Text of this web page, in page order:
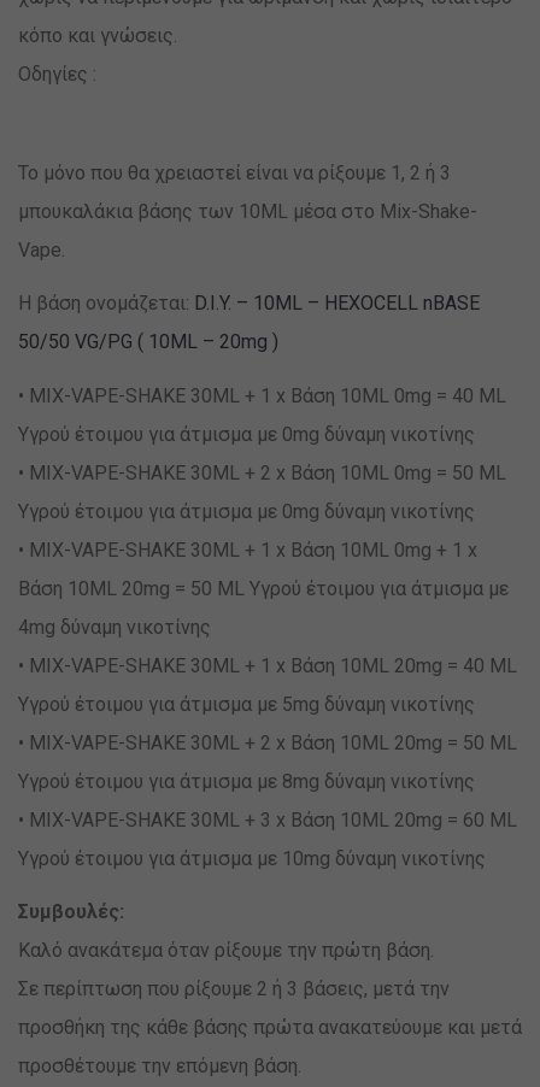
κόπο και γνώσεις.
Οδηγίες :
Το μόνο που θα χρειαστεί είναι να ρίξουμε 1, 2 ή 3
μπουκαλάκια βάσης των 10ML μέσα στο Mix-Shake-
Vape.
Η βάση ονομάζεται: D.I.Y. – 10ML – HEXOCELL nBASE
50/50 VG/PG ( 10ML – 20mg )
• MIX-VAPE-SHAKE 30ML + 1 x Βάση 10ML 0mg = 40 ML
Υγρού έτοιμου για άτμισμα με 0mg δύναμη νικοτίνης
• MIX-VAPE-SHAKE 30ML + 2 x Βάση 10ML 0mg = 50 ML
Υγρού έτοιμου για άτμισμα με 0mg δύναμη νικοτίνης
• MIX-VAPE-SHAKE 30ML + 1 x Βάση 10ML 0mg + 1 x
Βάση 10ML 20mg = 50 ML Υγρού έτοιμου για άτμισμα με
4mg δύναμη νικοτίνης
• MIX-VAPE-SHAKE 30ML + 1 x Βάση 10ML 20mg = 40 ML
Υγρού έτοιμου για άτμισμα με 5mg δύναμη νικοτίνης
• MIX-VAPE-SHAKE 30ML + 2 x Βάση 10ML 20mg = 50 ML
Υγρού έτοιμου για άτμισμα με 8mg δύναμη νικοτίνης
• MIX-VAPE-SHAKE 30ML + 3 x Βάση 10ML 20mg = 60 ML
Υγρού έτοιμου για άτμισμα με 10mg δύναμη νικοτίνης
Συμβουλές:
Καλό ανακάτεμα όταν ρίξουμε την πρώτη βάση.
Σε περίπτωση που ρίξουμε 2 ή 3 βάσεις, μετά την
προσθήκη της κάθε βάσης πρώτα ανακατεύουμε και μετά
προσθέτουμε την επόμενη βάση.